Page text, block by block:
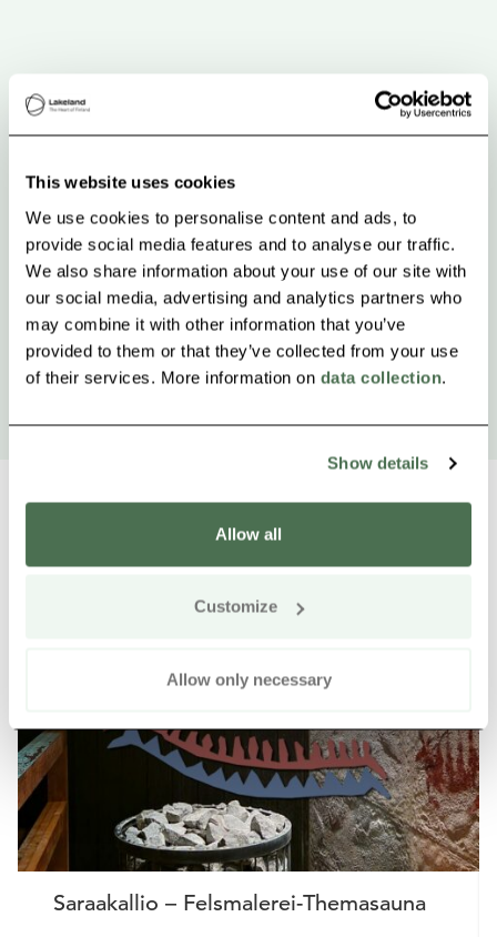
This website uses cookies
We use cookies to personalise content and ads, to
provide social media features and to analyse our traffic.
We also share information about your use of our site with
our social media, advertising and analytics partners who
may combine it with other information that you’ve
provided to them or that they’ve collected from your use
of their services. More information on data collection.
Show details
Allow all
Customize
Allow only necessary
Saraakallio – Felsmalerei-Themasauna